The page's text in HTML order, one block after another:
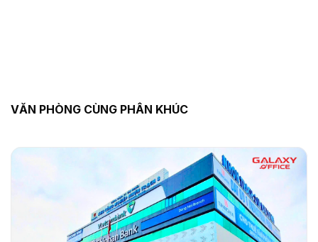
VĂN PHÒNG CÙNG PHÂN KHÚC